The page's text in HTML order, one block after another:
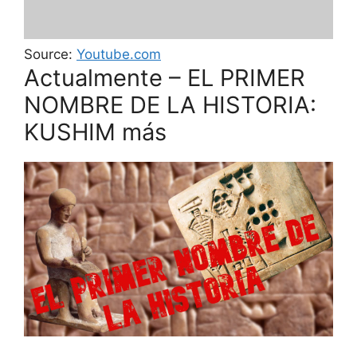
Source: Youtube.com
Actualmente – EL PRIMER
NOMBRE DE LA HISTORIA:
KUSHIM más